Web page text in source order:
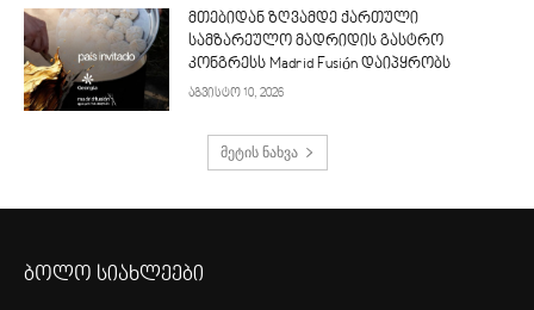
მთებიდან ზღვამდე ქართული
სამზარეულო მადრიდის გასტრო
კონგრესს Madrid Fusión დაიპყრობს
აგვისტო 10, 2026
მეტის ნახვა
ბოლო სიახლეები